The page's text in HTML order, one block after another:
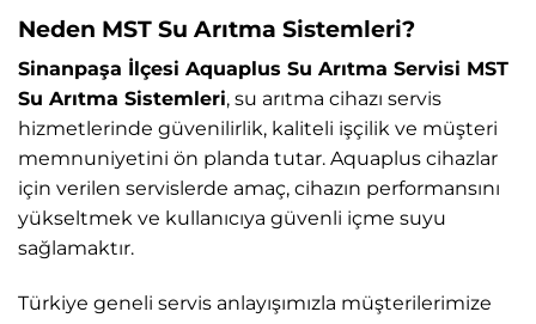
Neden MST Su Arıtma Sistemleri?
Sinanpaşa İlçesi Aquaplus Su Arıtma Servisi MST
Su Arıtma Sistemleri, su arıtma cihazı servis
hizmetlerinde güvenilirlik, kaliteli işçilik ve müşteri
memnuniyetini ön planda tutar. Aquaplus cihazlar
için verilen servislerde amaç, cihazın performansını
yükseltmek ve kullanıcıya güvenli içme suyu
sağlamaktır.
Türkiye geneli servis anlayışımızla müşterilerimize